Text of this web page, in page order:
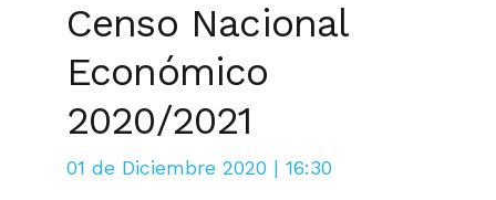
Censo Nacional
Económico
2020/2021
01 de Diciembre 2020 | 16:30